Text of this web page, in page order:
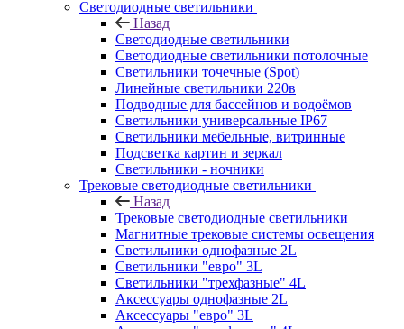
Светодиодные светильники
Назад
Светодиодные светильники
Светодиодные светильники потолочные
Светильники точечные (Spot)
Линейные светильники 220в
Подводные для бассейнов и водоёмов
Светильники универсальные IP67
Светильники мебельные, витринные
Подсветка картин и зеркал
Светильники - ночники
Трековые светодиодные светильники
Назад
Трековые светодиодные светильники
Магнитные трековые системы освещения
Светильники однофазные 2L
Светильники "евро" 3L
Светильники "трехфазные" 4L
Аксессуары однофазные 2L
Аксессуары "евро" 3L